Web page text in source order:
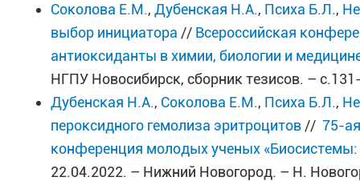
Соколова Е.М., Дубенская Н.А., Психа Б.Л.,
выбор инициатора // Всероссийская
антиоксиданты в химии, биологии и
НГПУ Новосибирск, сборник тезисов. –
Дубенская Н.А., Соколова Е.М., Психа Б.Л.,
пероксидного гемолиза эритроцитов // 75-
конференция молодых ученых «Биосистемы:
22.04.2022. – Нижний Новогород. – Н.